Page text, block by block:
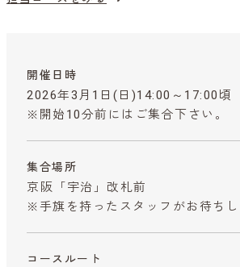
開催日時
2026年3月1日(日)14:00～17:00頃
※開始10分前にはご集合下さい。
集合場所
京阪「宇治」改札前
※手旗を持ったスタッフがお待ちし
コースルート